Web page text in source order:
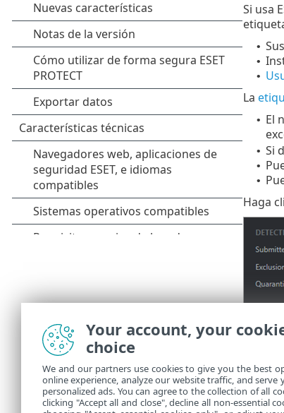
Si usa
•
•
•
La
• El
• Si
•
•
Haga
Your account, your
choice
We and our partners use cookies to give you the best
online experience, analyze our website traffic, and serve
personalized ads. You can agree to the collection of all
clicking "Accept all and close", decline all non-essential